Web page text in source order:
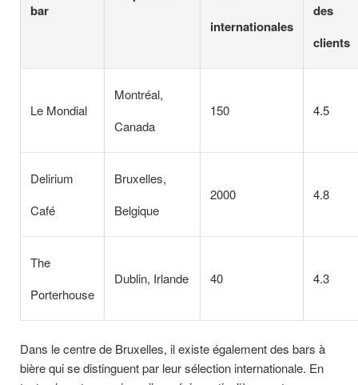
bar
internationales
des
clients
Le Mondial
Montréal,
Canada
150 4.5
Delirium
Café
Bruxelles,
Belgique
2000 4.8
The
Porterhouse
Dublin, Irlande 40 4.3
Dans le centre de Bruxelles, il existe également des bars à
bière qui se distinguent par leur sélection internationale. En